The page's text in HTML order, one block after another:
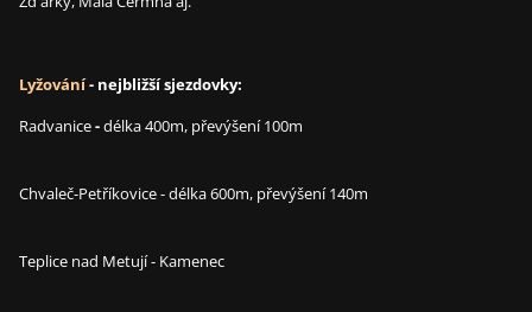
Lyžování- nejbližší sjezdovky:
Radvanice-délka 400m, převýšení 100m
Chvaleč-Petříkovice- délka 600m, převýšení 140m
Teplice nad Metují - Kamenec